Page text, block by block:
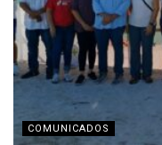
COMUNICADOS